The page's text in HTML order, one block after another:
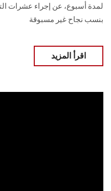
لمدة أسبوع، عن إجراء عشرات
بنسب نجاح غير مسبوقة
اقرأ المزيد